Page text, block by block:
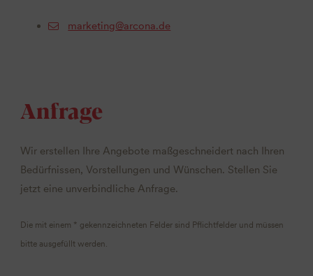
marketing@arcona.de
Anfrage
Wir erstellen Ihre Angebote maßgeschneidert nach Ihren
Bedürfnissen, Vorstellungen und Wünschen. Stellen Sie
jetzt eine unverbindliche Anfrage.
Die mit einem * gekennzeichneten Felder sind Pflichtfelder und müssen
bitte ausgefüllt werden.